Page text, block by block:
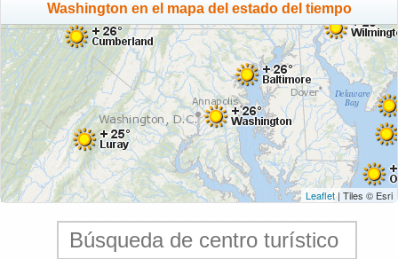
Washington en el mapa del estado del tiempo
Leaflet | Tiles © Esri